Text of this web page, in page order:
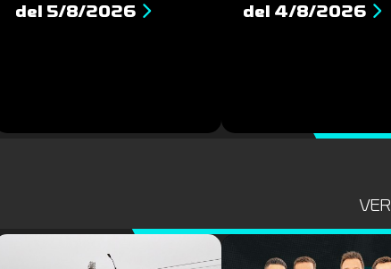
del 5/8/2026
del 4/8/2026
VER